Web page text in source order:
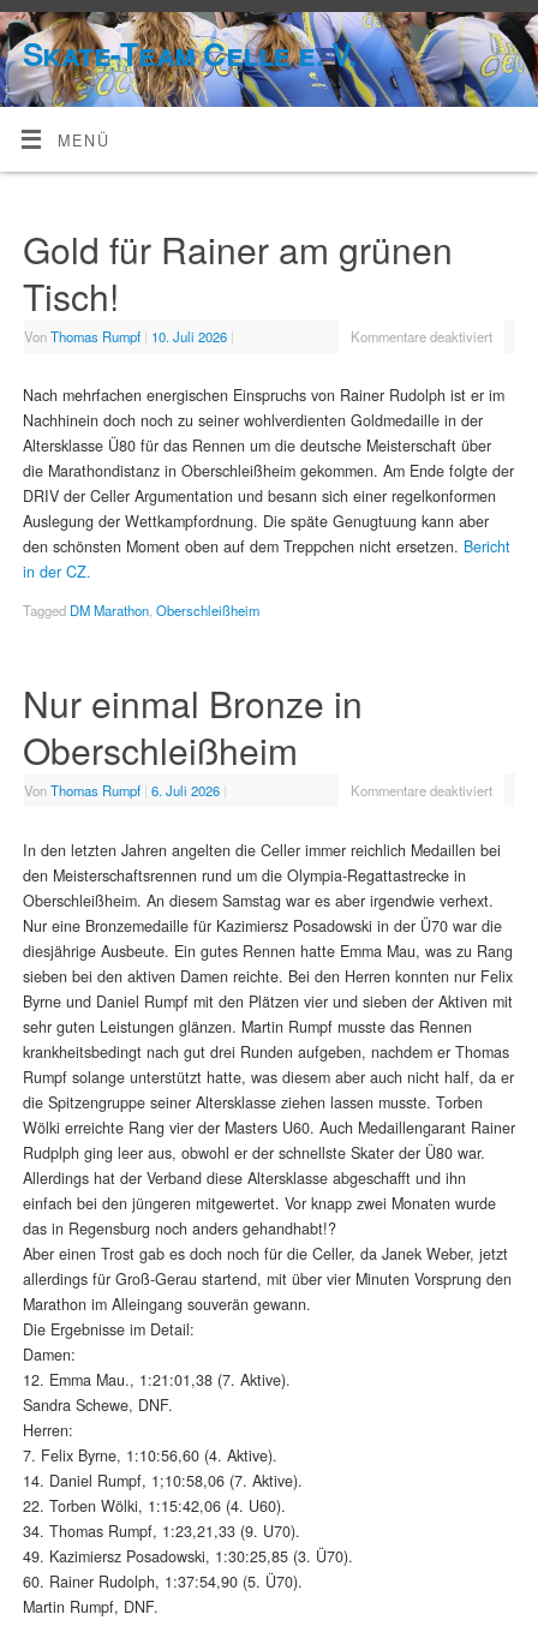
Skate-Team Celle e. V.
MENÜ
Gold für Rainer am grünen
Tisch!
VonThomas Rumpf | 10. Juli 2026 | Kommentare deaktiviert
Nach mehrfachen energischen Einspruchs von Rainer Rudolph ist er im
Nachhinein doch noch zu seiner wohlverdienten Goldmedaille in der
Altersklasse Ü80 für das Rennen um die deutsche Meisterschaft über
die Marathondistanz in Oberschleißheim gekommen. Am Ende folgte der
DRIV der Celler Argumentation und besann sich einer regelkonformen
Auslegung der Wettkampfordnung. Die späte Genugtuung kann aber
den schönsten Moment oben auf dem Treppchen nicht ersetzen. Bericht
in der CZ.
Tagged DM Marathon, Oberschleißheim
Nur einmal Bronze in
Oberschleißheim
VonThomas Rumpf | 6. Juli 2026 | Kommentare deaktiviert
In den letzten Jahren angelten die Celler immer reichlich Medaillen bei
den Meisterschaftsrennen rund um die Olympia-Regattastrecke in
Oberschleißheim. An diesem Samstag war es aber irgendwie verhext.
Nur eine Bronzemedaille für Kazimiersz Posadowski in der Ü70 war die
diesjährige Ausbeute. Ein gutes Rennen hatte Emma Mau, was zu Rang
sieben bei den aktiven Damen reichte. Bei den Herren konnten nur Felix
Byrne und Daniel Rumpf mit den Plätzen vier und sieben der Aktiven mit
sehr guten Leistungen glänzen. Martin Rumpf musste das Rennen
krankheitsbedingt nach gut drei Runden aufgeben, nachdem er Thomas
Rumpf solange unterstützt hatte, was diesem aber auch nicht half, da er
die Spitzengruppe seiner Altersklasse ziehen lassen musste. Torben
Wölki erreichte Rang vier der Masters U60. Auch Medaillengarant Rainer
Rudplph ging leer aus, obwohl er der schnellste Skater der Ü80 war.
Allerdings hat der Verband diese Altersklasse abgeschafft und ihn
einfach bei den jüngeren mitgewertet. Vor knapp zwei Monaten wurde
das in Regensburg noch anders gehandhabt!?
Aber einen Trost gab es doch noch für die Celler, da Janek Weber, jetzt
allerdings für Groß-Gerau startend, mit über vier Minuten Vorsprung den
Marathon im Alleingang souverän gewann.
Die Ergebnisse im Detail:
Damen:
12. Emma Mau., 1:21:01,38 (7. Aktive).
Sandra Schewe, DNF.
Herren:
7. Felix Byrne, 1:10:56,60 (4. Aktive).
14. Daniel Rumpf, 1;10:58,06 (7. Aktive).
22. Torben Wölki, 1:15:42,06 (4. U60).
34. Thomas Rumpf, 1:23,21,33 (9. U70).
49. Kazimiersz Posadowski, 1:30:25,85 (3. Ü70).
60. Rainer Rudolph, 1:37:54,90 (5. Ü70).
Martin Rumpf, DNF.